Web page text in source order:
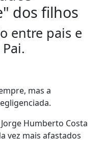
dos filhos
entre pais e
mas a
Humberto Costa
vez mais afastados